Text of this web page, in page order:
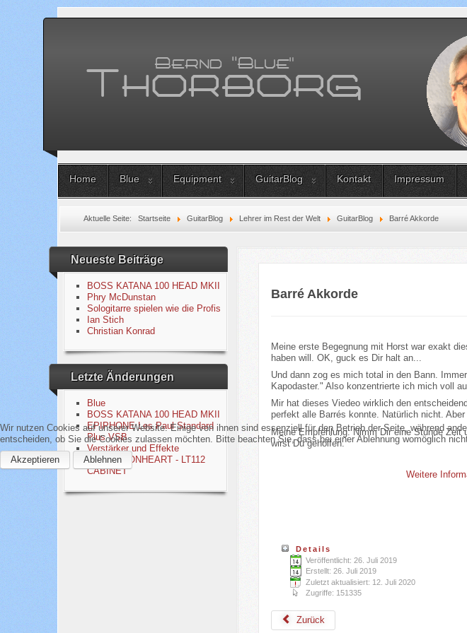
Home Blue Equipment GuitarBlog Kontakt Impressum
Aktuelle Seite:Startseite GuitarBlog Lehrer im Rest der Welt GuitarBlog Barré Akkorde
Neueste Beiträge
BOSS KATANA 100 HEAD MKII
Phry McDunstan
Sologitarre spielen wie die Profis
Ian Stich
Christian Konrad
Letzte Änderungen
Blue
BOSS KATANA 100 HEAD MKII
EPIPHONE Les Paul Standard
Plus VSB
Verstärker und Effekte
LANEY LIONHEART - LT112
CABINET
Barré Akkorde
Meine erste Begegnung mit Horst war exakt
haben will. OK, guck es Dir halt an...
Und dann zog es mich total in den Bann.
Kapodaster." Also konzentrierte ich mich voll
Mir hat dieses Viedeo wirklich den
perfekt alle Barrés konnte. Natürlich nicht.
Meine Empfehlung: Nimm Dir eine Stunde
wirst Du geholfen.
Details
Veröffentlicht: 26. Juli 2019
Erstellt: 26. Juli 2019
Zuletzt aktualisiert: 12. Juli 2020
Zugriffe: 151335
Zurück
Wir nutzen Cookies auf unserer Website. Einige von ihnen sind essenziell für den Betrieb der Seite, während
entscheiden, ob Sie die Cookies zulassen möchten. Bitte beachten Sie, dass bei einer Ablehnung womöglich
Akzeptieren
Ablehnen
Weitere